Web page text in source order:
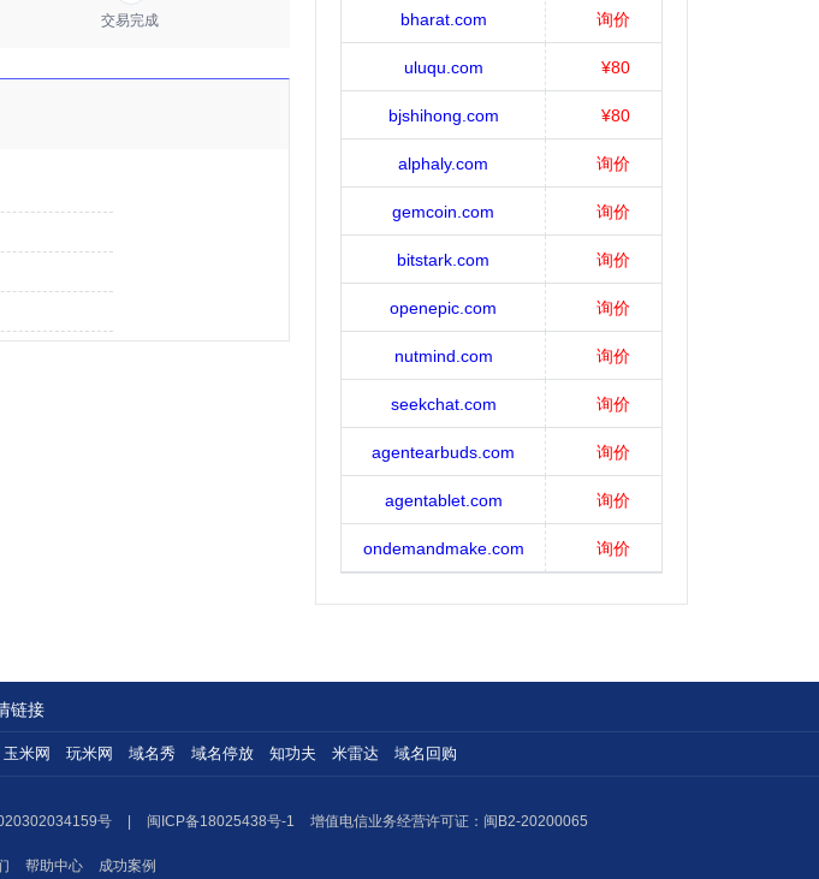
交易完成 bharat.com 询价
uluqu.com ¥80
bjshihong.com ¥80
alphaly.com 询价
gemcoin.com 询价
bitstark.com 询价
openepic.com 询价
nutmind.com 询价
seekchat.com 询价
agentearbuds.com 询价
agentablet.com 询价
ondemandmake.com 询价
链接
玉米网 玩米网 域名秀 域名停放 知功夫 米雷达 域名回购
号 闽ICP备18025438号-1 增值电信业务经营许可证：闽B2-20200065
帮助中心 成功案例